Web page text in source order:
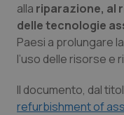
Basilicata
Calabria
Campania
Artrite &
Asma & BPCO
Car-T
QS Club
alla riparazione, al
delle tecnologie
Paesi a prolungare
l’uso delle risorse e
Il documento, dal
refurbishment of